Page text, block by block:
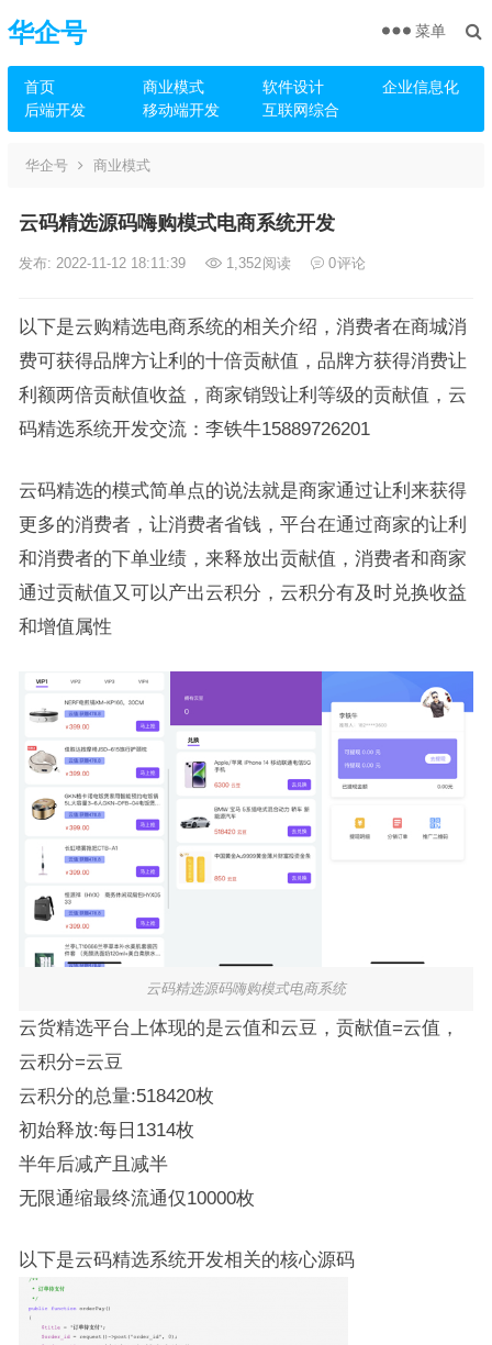
华企号
首页 商业模式 软件设计
企业信息化
后端开发
移动端开发 互联网综合
菜单
华企号 商业模式
云码精选源码嗨购模式电商系统开发
发布: 2022-11-12 18:11:39 1,352阅读 0评论
以下是云购精选电商系统的相关介绍，消费者在商城消
费可获得品牌方让利的十倍贡献值，品牌方获得消费让
利额两倍贡献值收益，商家销毁让利等级的贡献值，云
码精选系统开发交流：李铁牛15889726201
云码精选的模式简单点的说法就是商家通过让利来获得
更多的消费者，让消费者省钱，平台在通过商家的让利
和消费者的下单业绩，来释放出贡献值，消费者和商家
通过贡献值又可以产出云积分，云积分有及时兑换收益
和增值属性
云码精选源码嗨购模式电商系统
云货精选平台上体现的是云值和云豆，贡献值=云值，
云积分=云豆
云积分的总量:518420枚
初始释放:每日1314枚
半年后减产且减半
无限通缩最终流通仅10000枚
以下是云码精选系统开发相关的核心源码